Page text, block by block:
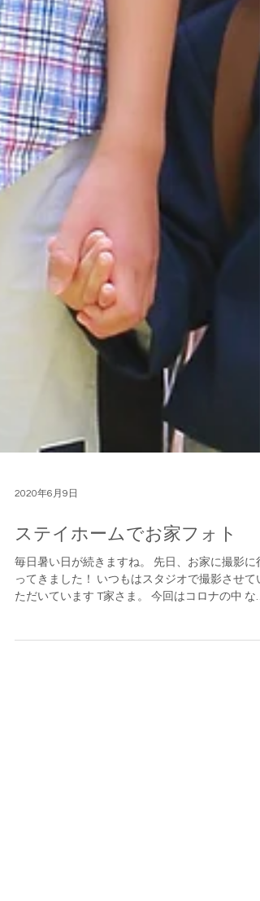
ステイホームでお家フォト
毎日暑い日が続きますね。 先日、お家に撮影に
ってきました！ いつもはスタジオで撮影させて
なか外出もできないし・・・ お家で撮影をさせ